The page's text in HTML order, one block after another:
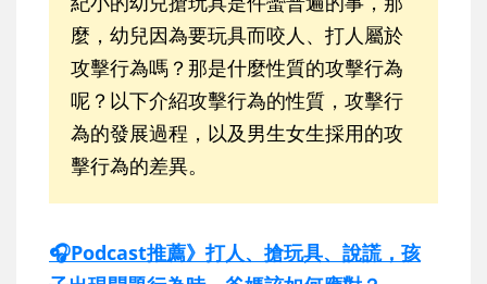
麼，幼兒因為要玩具而咬人、打人屬於
攻擊行為嗎？那是什麼性質的攻擊行為
呢？以下介紹攻擊行為的性質，攻擊行
為的發展過程，以及男生女生採用的攻
擊行為的差異。
🎧Podcast推薦》打人、搶玩具、說謊，孩